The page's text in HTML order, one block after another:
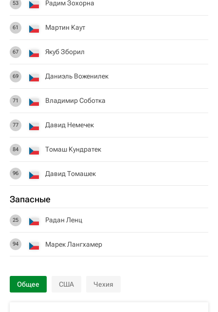
53 Радим Зохорна
61 Мартин Каут
67 Якуб Зборил
69 Даниэль Воженилек
71 Владимир Соботка
77 Давид Немечек
84 Томаш Кундратек
96 Давид Томашек
Запасные
25 Радан Ленц
94 Марек Лангхамер
Общее США Чехия